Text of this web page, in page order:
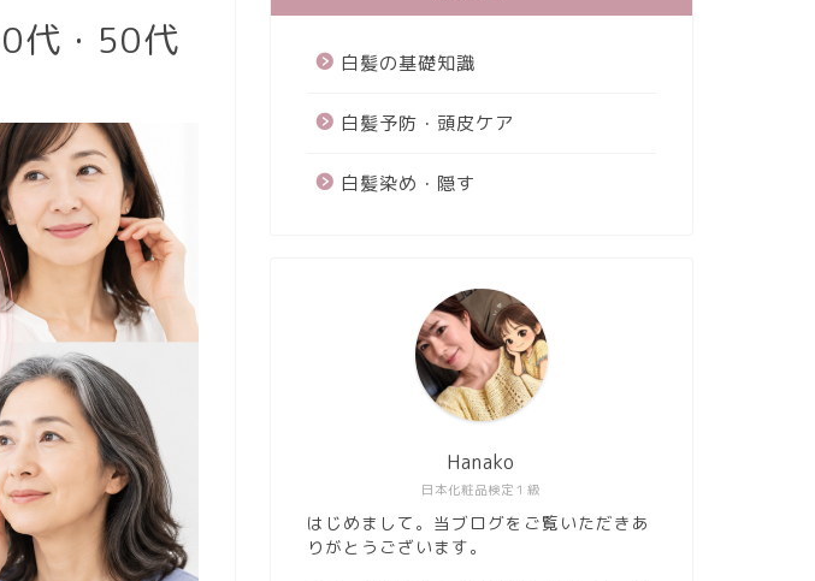
代・50代
白髪の基礎知識
白髪予防・頭皮ケア
白髪染め・隠す
日本化粧品検定１級
Hanako
はじめまして。当ブログをご覧いただきあ
りがとうございます。